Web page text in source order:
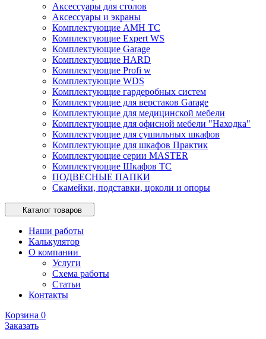
Аксессуары для столов
Аксессуары и экраны
Комплектующие AMH TC
Комплектующие Expert WS
Комплектующие Garage
Комплектующие HARD
Комплектующие Profi w
Комплектующие WDS
Комплектующие гардеробных систем
Комплектующие для верстаков Garage
Комплектующие для медицинской мебели
Комплектующие для офисной мебели "Находка"
Комплектующие для сушильных шкафов
Комплектующие для шкафов Практик
Комплектующие серии MASTER
Комплектующие Шкафов ТС
ПОДВЕСНЫЕ ПАПКИ
Скамейки, подставки, цоколи и опоры
Каталог товаров
Наши работы
Калькулятор
О компании
Услуги
Схема работы
Статьи
Контакты
Корзина 0
Заказать